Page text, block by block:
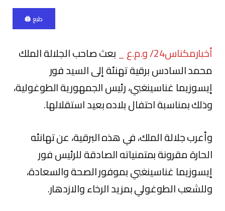
طبع 🖨
أخبارمكناس24/ و.م.ع _
بعث صاحب الجلالة الملك
محمد السادس برقية تهنئة إلى السيد فور
إيسوزيما غناسينغبي، رئيس الجمهورية الطوغولية،
وذلك بمناسبة احتفال بلاده بعيد استقلالها.
وأعرب جلالة الملك، في هذه البرقية، عن تهانئه
الحارة مقرونة بمتمنياته الصادقة للرئيس فور
إيسوزيما غناسينغبي بموفور الصحة والسعادة،
وللشعب الطوغولي بمزيد الرخاء والازدهار.